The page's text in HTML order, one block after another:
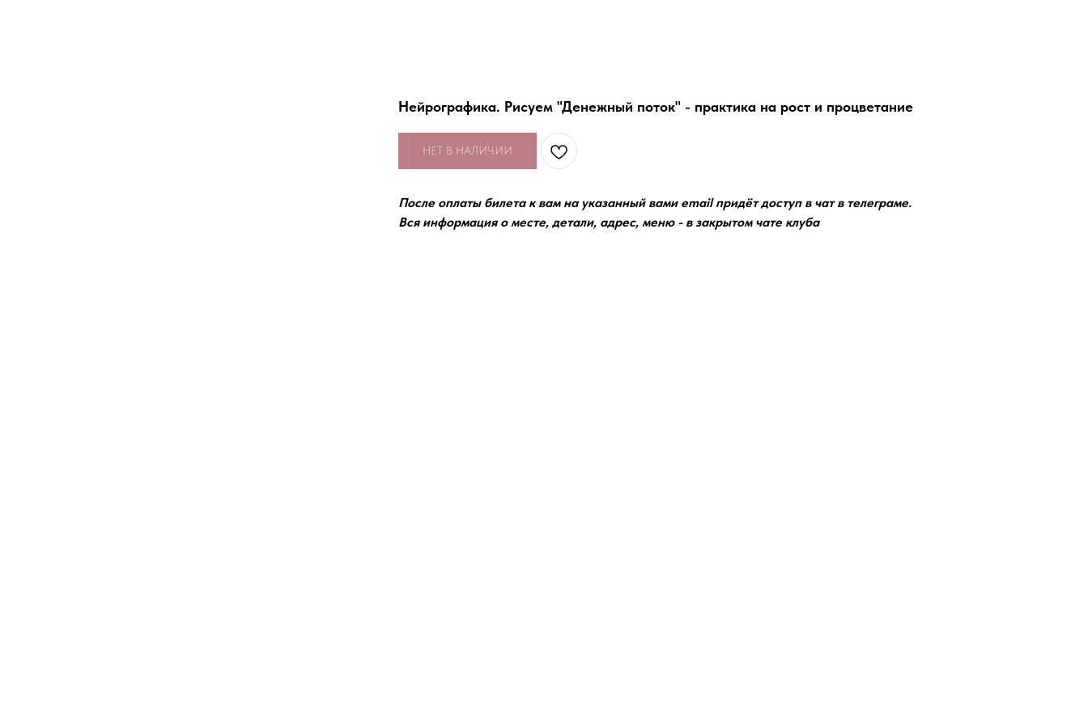
Нейрографика. Рисуем "Денежный поток" - практика на рост и процветание
НЕТ В НАЛИЧИИ
После оплаты билета к вам на указанный вами email придёт доступ в чат в телеграме.
Вся информация о месте, детали, адрес, меню - в закрытом чате клуба